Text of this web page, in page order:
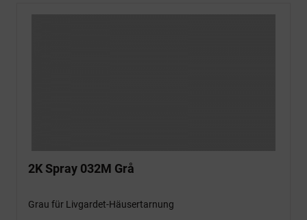
2K Spray 032M Grå
Grau für Livgardet-Häusertarnung